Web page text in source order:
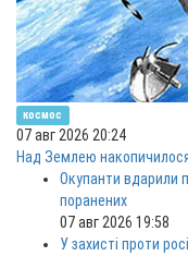
космос
07 авг 2026 20:24
Над Землею
Окупанти вдарили
поранених
07 авг 2026 19:58
У захисті проти